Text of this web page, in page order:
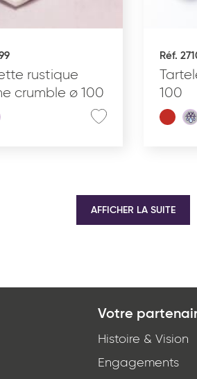
rustique
crumble ø 100
Réf.
100
AFFICHER LA SUITE
Votre
Histoire & Vision
Engagements